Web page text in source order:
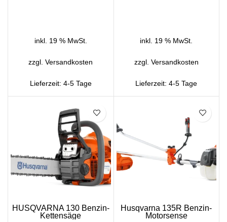
inkl. 19 % MwSt.
zzgl.Versandkosten
Lieferzeit: 4-5 Tage
inkl. 19 % MwSt.
zzgl. Versandkosten
Lieferzeit:4-5 Tage
HUSQVARNA 130 Benzin-
Kettensäge
Husqvarna 135R Benzin-
Motorsense